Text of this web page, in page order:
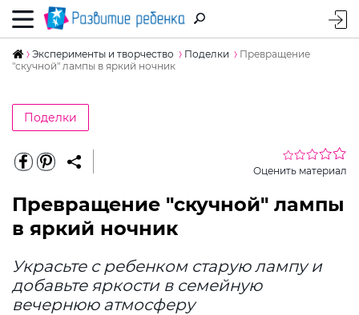
Эксперименты и творчество Поделки
Превращение
"скучной" лампы в яркий ночник
Поделки
Оценить материал
Превращение "скучной" лампы
в яркий ночник
Украсьте с ребенком старую лампу и
добавьте яркости в семейную
вечернюю атмосферу